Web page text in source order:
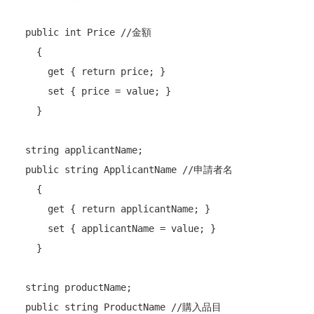
public int Price //金額
get { return price; }
set { price = value; }
string applicantName;
public string ApplicantName //申請者名
get { return applicantName; }
set { applicantName = value; }
string productName;
public string ProductName //購入品目